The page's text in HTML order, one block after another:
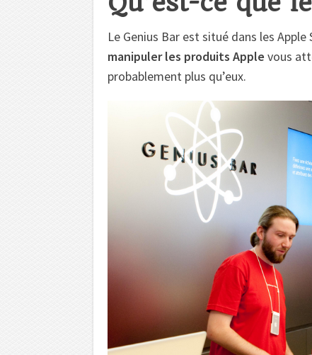
Le Genius Bar est situé dans les Apple
manipuler les produits Apple vous
probablement plus qu’eux.